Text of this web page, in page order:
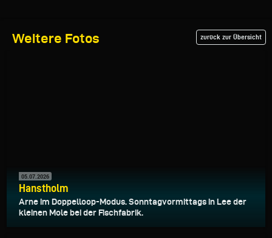
Weitere Fotos zurück zur Übersicht
05.07.2026
Hanstholm
Arne im Doppelloop-Modus. Sonntagvormittags in Lee der
kleinen Mole bei der Fischfabrik.